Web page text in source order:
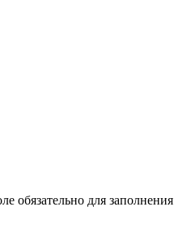
обязательно для заполнения